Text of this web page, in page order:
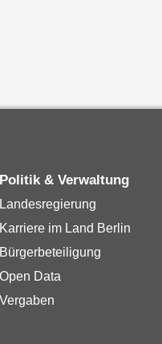
Politik & Verwaltung
Landesregierung
Karriere im Land Berlin
Bürgerbeteiligung
Open Data
Vergaben